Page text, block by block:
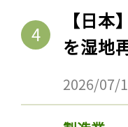
【日
を湿地
2026/07/